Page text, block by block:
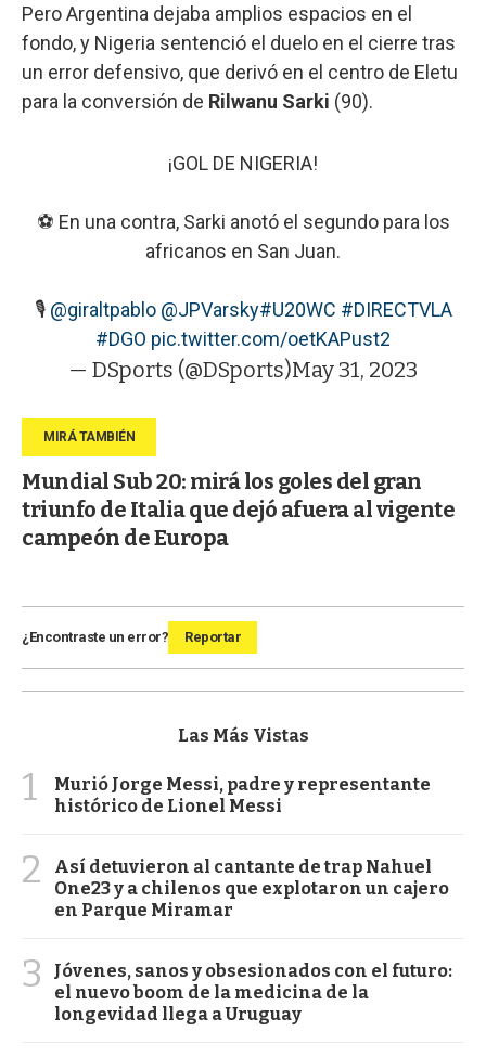
Pero Argentina dejaba amplios espacios en el
fondo, y Nigeria sentenció el duelo en el cierre tras
un error defensivo, que derivó en el centro de Eletu
para la conversión de Rilwanu Sarki (90).
¡GOL DE NIGERIA!
⚽ En una contra, Sarki anotó el segundo para los
africanos en San Juan.
🎙️ @giraltpablo @JPVarsky#U20WC #DIRECTVLA
#DGO pic.twitter.com/oetKAPust2
— DSports (@DSports)May 31, 2023
Mundial Sub 20: mirá los goles del gran
triunfo de Italia que dejó afuera al vigente
campeón de Europa
¿Encontraste un error? Reportar
Las Más Vistas
1
Murió Jorge Messi, padre y representante
histórico de Lionel Messi
2
Así detuvieron al cantante de trap Nahuel
One23 y a chilenos que explotaron un cajero
en Parque Miramar
3
Jóvenes, sanos y obsesionados con el futuro:
el nuevo boom de la medicina de la
longevidad llega a Uruguay